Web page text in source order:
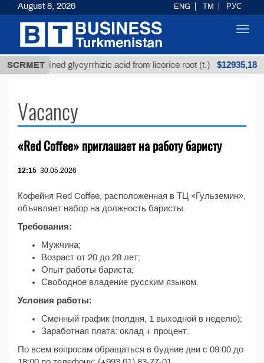
SCRMET
Unrefined glycyrrhizic acid from licorice root (t.) $12935,18
Vacancy
«Red Coffee» приглашает на работу баристу
12:15 30.05.2026
Кофейня Red Coffee, расположенная в ТЦ «Гульземин»,
объявляет набор на должность баристы.
Требования:
Мужчина;
Возраст от 20 до 28 лет;
Опыт работы бариста;
Свободное владение русским языком.
Условия работы:
Сменный график (полдня, 1 выходной в неделю);
Заработная плата: оклад + процент.
По всем вопросам обращаться в будние дни с 09:00 до
August 8, 2026 ENG TM РУС